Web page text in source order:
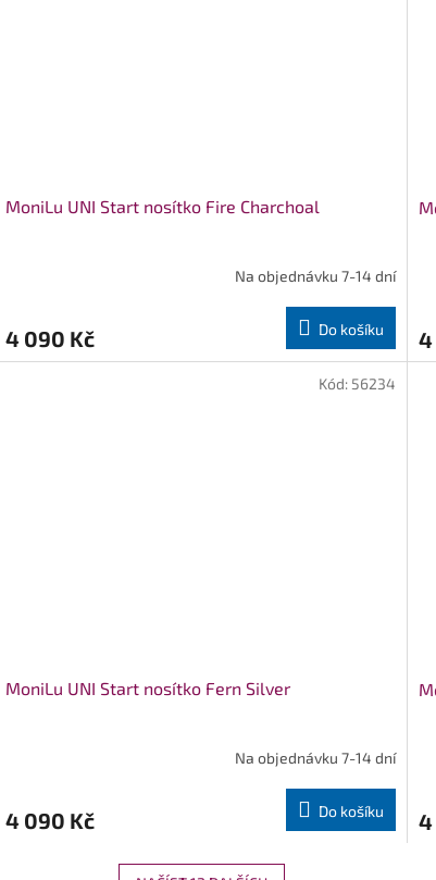
MoniLu UNI Start nosítko Fire Charchoal
Na objednávku 7-14 dní
4 090 Kč Do košíku 4
MoniLu UNI Start nosítko Fern Silver
Na objednávku 7-14 dní
4 090 Kč Do košíku
Kód: 56234
4